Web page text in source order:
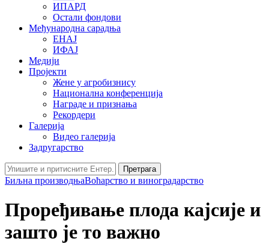
ИПАРД
Остали фондови
Међународна сарадња
ЕНАЈ
ИФАЈ
Медији
Пројекти
Жене у агробизнису
Национална конференција
Награде и признања
Рекордери
Галерија
Видео галерија
Задругарство
Претрага
Биљна производњаВоћарство и виноградарство
Проређивање плода кајсије и
зашто је то важно